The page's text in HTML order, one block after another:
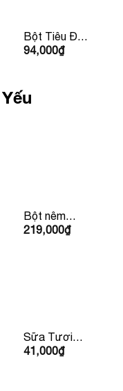
Bột Tiêu Đen
Hữu Cơ 30g
94,000₫
Bột nêm
Nhật Youki
219,000₫
Sữa Tươi
Dalatmilk
41,000₫